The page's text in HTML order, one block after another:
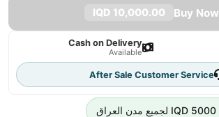
Buy Now
10,000.00 IQD
Cash on Delivery
Available
After Sale Customer Service